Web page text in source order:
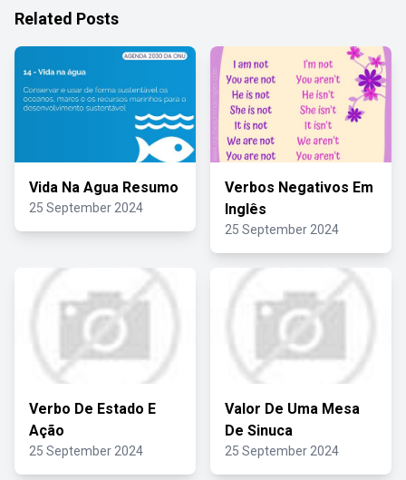
Related Posts
Vida Na Agua Resumo
25 September 2024
Verbos Negativos Em
Inglês
25 September 2024
Verbo De Estado E
Ação
25 September 2024
Valor De Uma Mesa
De Sinuca
25 September 2024